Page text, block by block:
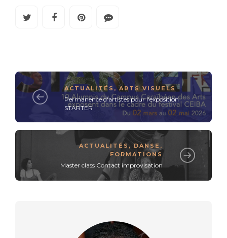
ACTUALITÉS ,ARTS VISUELS
Permanence d'artistes pour l'exposition
STARTER
ACTUALITÉS ,DANSE ,
FORMATIONS
Master class Contact improvisation